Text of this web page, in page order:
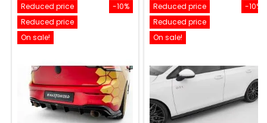
-10%
Reduced price
Reduced price
On sale!
-10%
Reduced price
Reduced price
On sale!